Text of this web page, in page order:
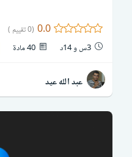
0.0 (0 تقييم )
3س و 14د 40 مادة
عبد الله عيد